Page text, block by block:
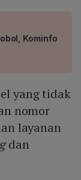
Kominfo
yang tidak
nomor
layanan
dan